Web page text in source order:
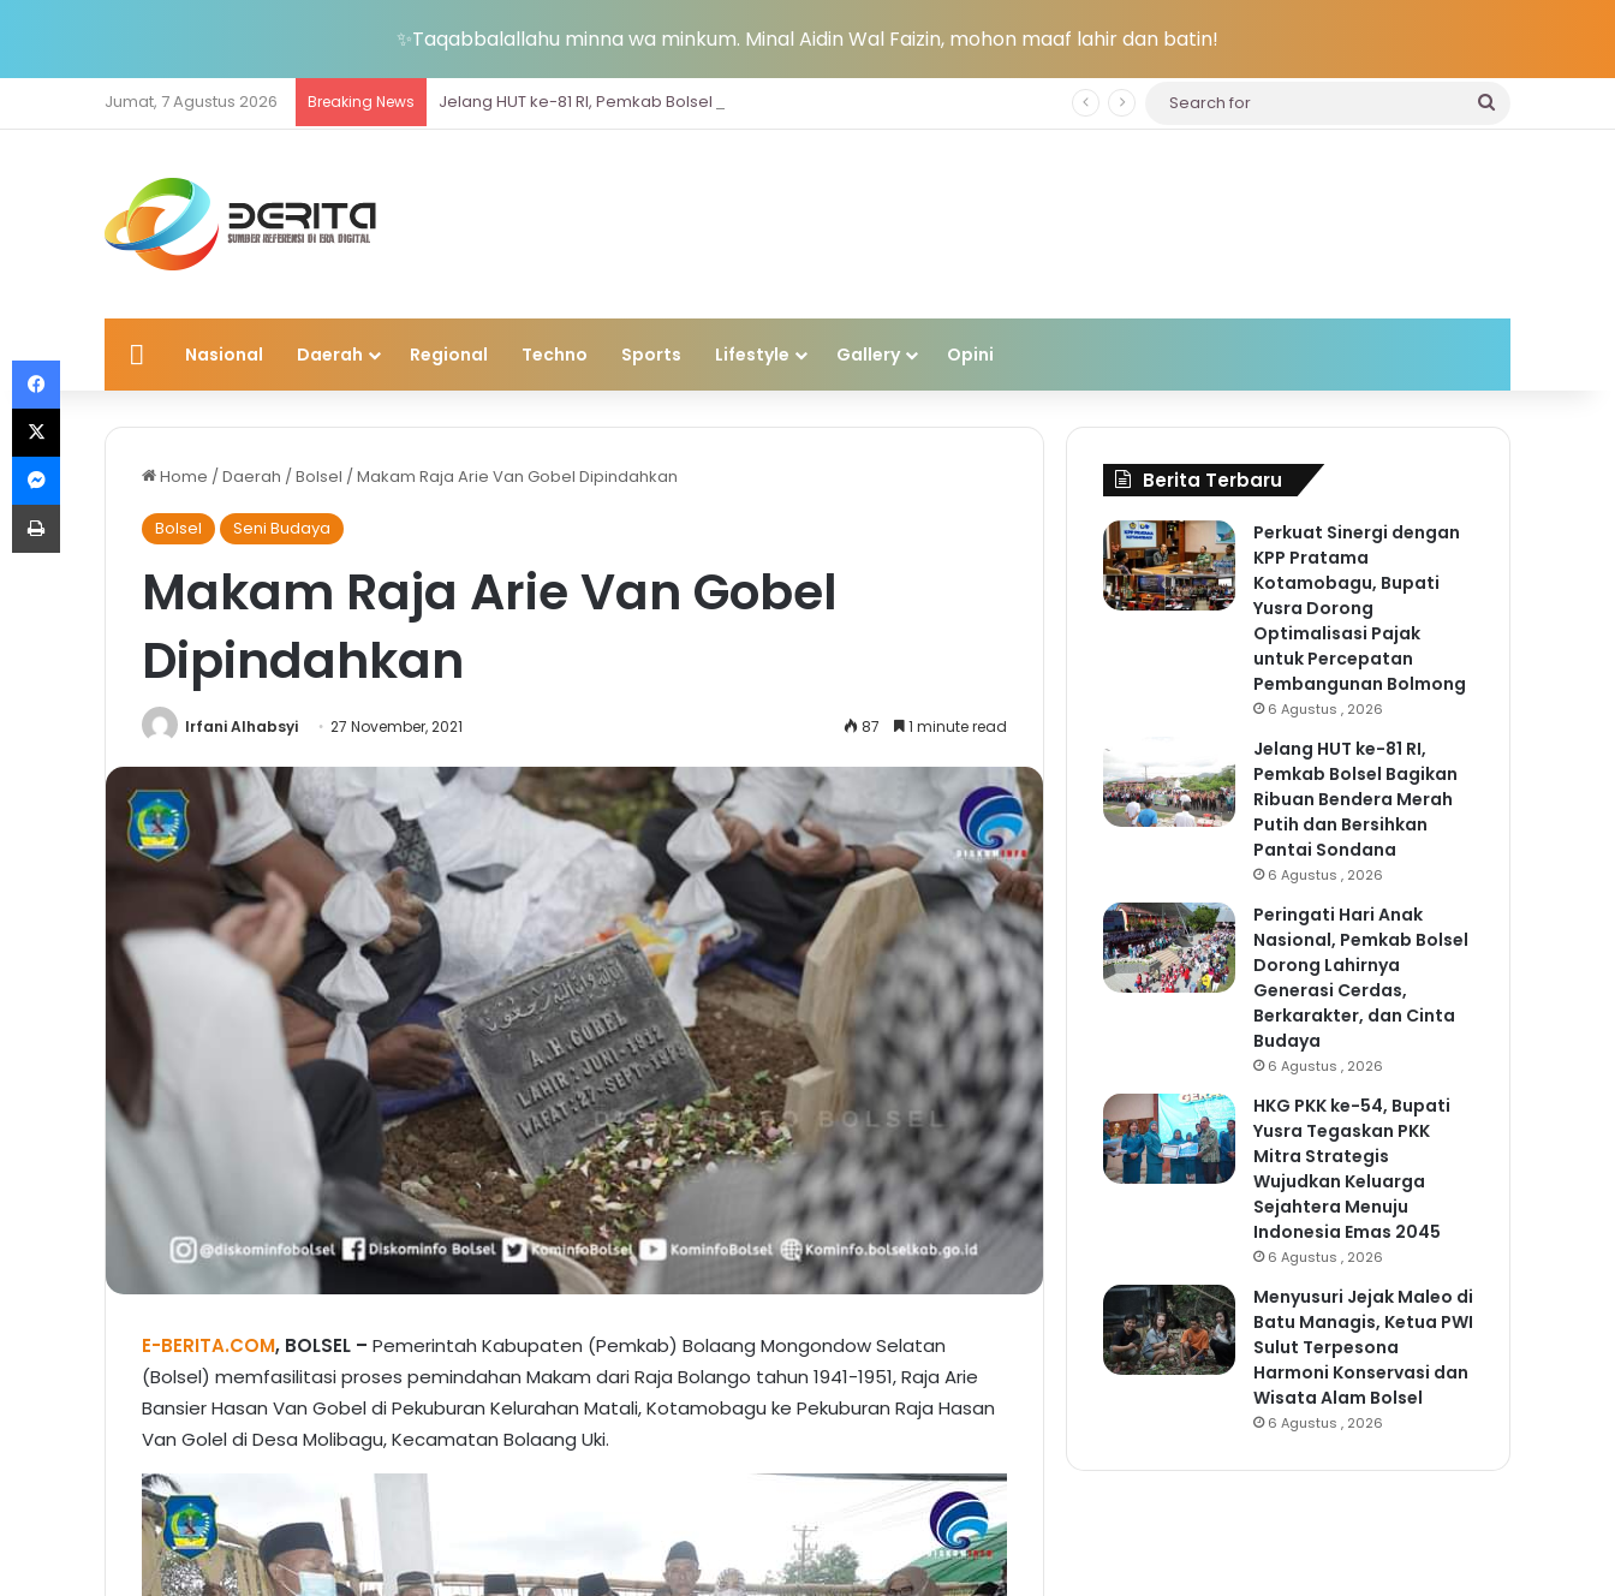
✨Taqabbalallahu minna wa minkum. Minal Aidin Wal Faizin, mohon maaf lahir dan batin!
Jumat, 7 Agustus 2026 Breaking News
HomeNasional Daerah Regional Techno Sports Lifestyle Gallery Opini
Home /Daerah /Bolsel /Makam Raja Arie Van Gobel Dipindahkan
Bolsel Seni Budaya
Makam Raja Arie Van Gobel
Dipindahkan
Irfani Alhabsyi 27 November, 2021 87 1 minute read
E-BERITA.COM, BOLSEL – Pemerintah Kabupaten (Pemkab) Bolaang Mongondow Selatan
(Bolsel) memfasilitasi proses pemindahan Makam dari Raja Bolango tahun 1941-1951, Raja Arie
Bansier Hasan Van Gobel di Pekuburan Kelurahan Matali, Kotamobagu ke Pekuburan Raja Hasan
Van Golel di Desa Molibagu, Kecamatan Bolaang Uki.
Berita Terbaru
Perkuat Sinergi dengan
KPP Pratama
Kotamobagu, Bupati
Yusra Dorong
Optimalisasi Pajak
untuk Percepatan
Pembangunan Bolmong
6 Agustus , 2026
Jelang HUT ke-81 RI,
Pemkab Bolsel Bagikan
Ribuan Bendera Merah
Putih dan Bersihkan
Pantai Sondana
6 Agustus , 2026
Peringati Hari Anak
Nasional, Pemkab Bolsel
Dorong Lahirnya
Generasi Cerdas,
Berkarakter, dan Cinta
Budaya
6 Agustus , 2026
HKG PKK ke-54, Bupati
Yusra Tegaskan PKK
Mitra Strategis
Wujudkan Keluarga
Sejahtera Menuju
Indonesia Emas 2045
6 Agustus , 2026
Menyusuri Jejak Maleo di
Batu Managis, Ketua PWI
Sulut Terpesona
Harmoni Konservasi dan
Wisata Alam Bolsel
6 Agustus , 2026
Facebook